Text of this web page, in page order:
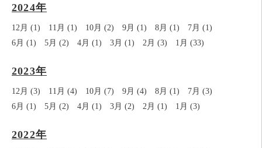
2024年
12月 (1) 11月 (1) 10月 (2) 9月 (1) 8月 (1)
7月 (1)
6月 (1)
5月 (2) 4月 (1) 3月 (1) 2月 (3) 1月 (33)
2023年
12月 (3) 11月 (4) 10月 (7) 9月 (4) 8月 (1)
7月 (3)
6月 (1)
5月 (2) 4月 (1) 3月 (2) 2月 (1) 1月 (3)
2022年